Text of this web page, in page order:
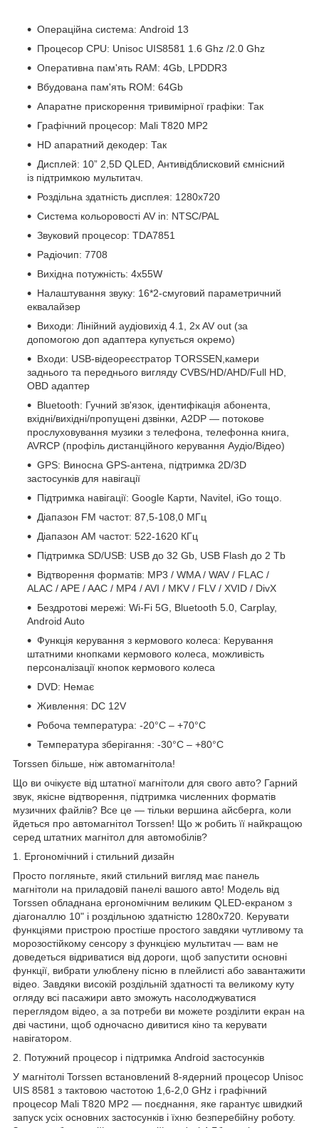
Операційна система: Android 13
Процесор CPU: Unisoc UIS8581 1.6 Ghz /2.0 Ghz
Оперативна пам'ять RAM: 4Gb, LPDDR3
Вбудована пам'ять ROM: 64Gb
Апаратне прискорення тривимірної графіки: Так
Графічний процесор: Mali T820 MP2
HD апаратний декодер: Так
Дисплей: 10” 2,5D QLED, Антивідблисковий ємнісний
із підтримкою мультитач.
Роздільна здатність дисплея: 1280x720
Система кольоровості AV in: NTSC/PAL
Звуковий процесор: TDA7851
Радіочип: 7708
Вихідна потужність: 4х55W
Налаштування звуку: 16*2-смуговий параметричний
еквалайзер
Виходи: Лінійний аудіовихід 4.1, 2x AV out (за
допомогою доп адаптера купується окремо)
Входи: USB-відеореєстратор TORSSEN,камери
заднього та переднього вигляду CVBS/HD/AHD/Full HD,
OBD адаптер
Bluetooth: Гучний зв'язок, ідентифікація абонента,
вхідні/вихідні/пропущені дзвінки, A2DP — потокове
прослуховування музики з телефона, телефонна книга,
AVRCP (профіль дистанційного керування Аудіо/Відео)
GPS: Виносна GPS-антена, підтримка 2D/3D
застосунків для навігації
Підтримка навігації: Google Карти, Navitel, iGo тощо.
Діапазон FM частот: 87,5-108,0 МГц
Діапазон АМ частот: 522-1620 КГц
Підтримка SD/USB: USB до 32 Gb, USB Flash до 2 Tb
Відтворення форматів: MP3 / WMA / WAV / FLAC /
ALAC / APE / AAC / MP4 / AVI / MKV / FLV / XVID / DivX
Бездротові мережі: Wi-Fi 5G, Bluetooth 5.0, Carplay,
Android Auto
Функція керування з кермового колеса: Керування
штатними кнопками кермового колеса, можливість
персоналізації кнопок кермового колеса
DVD: Немає
Живлення: DC 12V
Робоча температура: -20°C – +70°C
Температура зберігання: -30°C – +80°C
Torssen більше, ніж автомагнітола!
Що ви очікуєте від штатної магнітоли для свого авто? Гарний
звук, якісне відтворення, підтримка численних форматів
музичних файлів? Все це — тільки вершина айсберга, коли
йдеться про автомагнітол Torssen! Що ж робить її найкращою
серед штатних магнітол для автомобілів?
1. Ергономічний і стильний дизайн
Просто погляньте, який стильний вигляд має панель
магнітоли на приладовій панелі вашого авто! Модель від
Torssen обладнана ергономічним великим QLED-екраном з
діагоналлю 10" і роздільною здатністю 1280x720. Керувати
функціями пристрою простіше простого завдяки чутливому та
морозостійкому сенсору з функцією мультитач — вам не
доведеться відриватися від дороги, щоб запустити основні
функції, вибрати улюблену пісню в плейлисті або завантажити
відео. Завдяки високій роздільній здатності та великому куту
огляду всі пасажири авто зможуть насолоджуватися
переглядом відео, а за потреби ви можете розділити екран на
дві частини, щоб одночасно дивитися кіно та керувати
навігатором.
2. Потужний процесор і підтримка Android застосунків
У магнітолі Torssen встановлений 8-ядерний процесор Unisoc
UIS 8581 з тактовою частотою 1,6-2,0 GHz і графічний
процесор Mali T820 MP2 — поєднання, яке гарантує швидкий
запуск усіх основних застосунків і їхню безперебійну роботу.